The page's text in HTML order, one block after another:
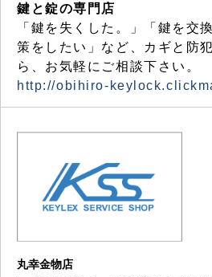
鍵と錠の専門店
「鍵を失くした。」「鍵を交
策をしたい」など、カギと防
ら、お気軽にご相談下さい。
http://obihiro-
丸幸金物店